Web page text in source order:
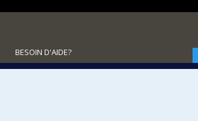
BESOIN D'AIDE?
Plan du site